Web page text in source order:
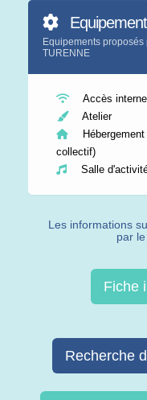
Equipements proposés
TURENNE
Accès
Atelier
collectif)
Salle
Les informations
par
Fiche
Recherche